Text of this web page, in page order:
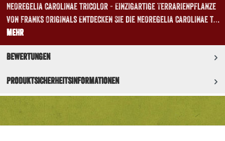
Neoregelia carolinae tricolor - Einzigartige Terrarienpflanze
von Franks Originals Entdecken Sie die Neoregelia carolinae t…
Mehr
Bewertungen
Produktsicherheitsinformationen